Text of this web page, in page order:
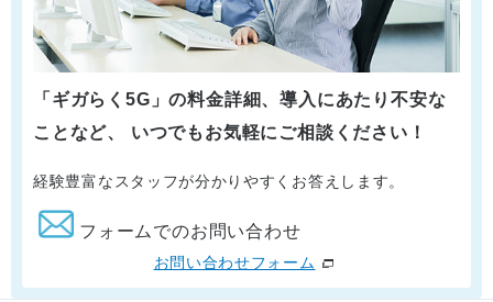
「ギガらく5G」の料金詳細、導入にあたり不安な
ことなど、 いつでもお気軽にご相談ください！
経験豊富なスタッフが分かりやすくお答えします。
フォームでのお問い合わせ
お問い合わせフォーム